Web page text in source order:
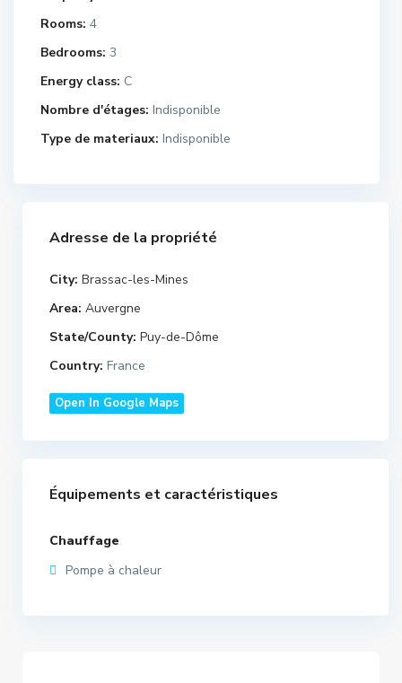
Rooms: 4
Bedrooms: 3
Energy class: C
Nombre d'étages: Indisponible
Type de materiaux: Indisponible
Adresse de la propriété
City: Brassac-les-Mines
Area: Auvergne
State/County: Puy-de-Dôme
Country: France
Open In Google Maps
Équipements et caractéristiques
Chauffage
Pompe à chaleur